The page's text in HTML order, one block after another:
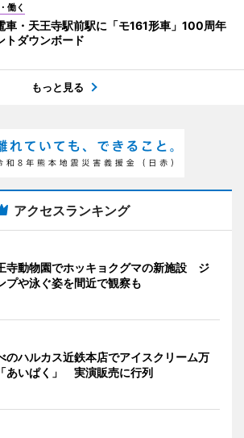
働く
車・天王寺駅前駅に「モ161形車」100周年
トダウンボード
もっと見る
アクセスランキング
寺動物園でホッキョクグマの新施設 ジ
プや泳ぐ姿を間近で観察も
のハルカス近鉄本店でアイスクリーム万
あいぱく」 実演販売に行列